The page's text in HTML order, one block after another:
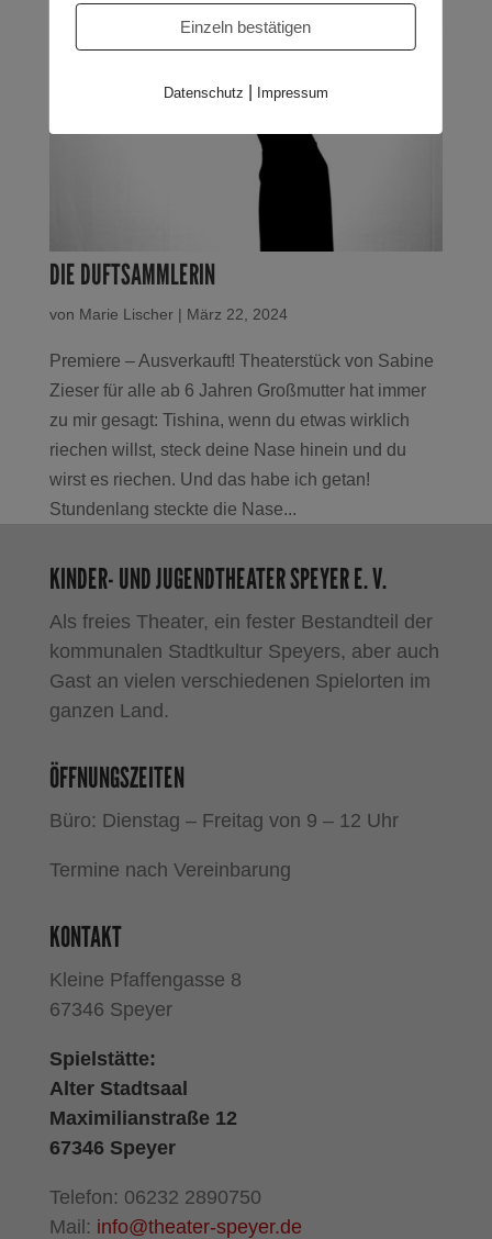
DIE DUFTSAMMLERIN
von Marie Lischer| März 22, 2024
Premiere – Ausverkauft! Theaterstück von Sabine
Zieser für alle ab 6 Jahren Großmutter hat immer
zu mir gesagt: Tishina, wenn du etwas wirklich
riechen willst, steck deine Nase hinein und du
wirst es riechen. Und das habe ich getan!
Stundenlang steckte die Nase...
KINDER- UND JUGENDTHEATER SPEYER E. V.
Als freies Theater, ein fester Bestandteil der
kommunalen Stadtkultur Speyers, aber auch
Gast an vielen verschiedenen Spielorten im
ganzen Land.
ÖFFNUNGSZEITEN
Büro: Dienstag – Freitag von 9 – 12 Uhr
Termine nach Vereinbarung
KONTAKT
Kleine Pfaffengasse 8
67346 Speyer
Spielstätte:
Alter Stadtsaal
Maximilianstraße 12
67346 Speyer
Telefon: 06232 2890750
Mail: info@theater-speyer.de
Einzeln bestätigen
Datenschutz Impressum